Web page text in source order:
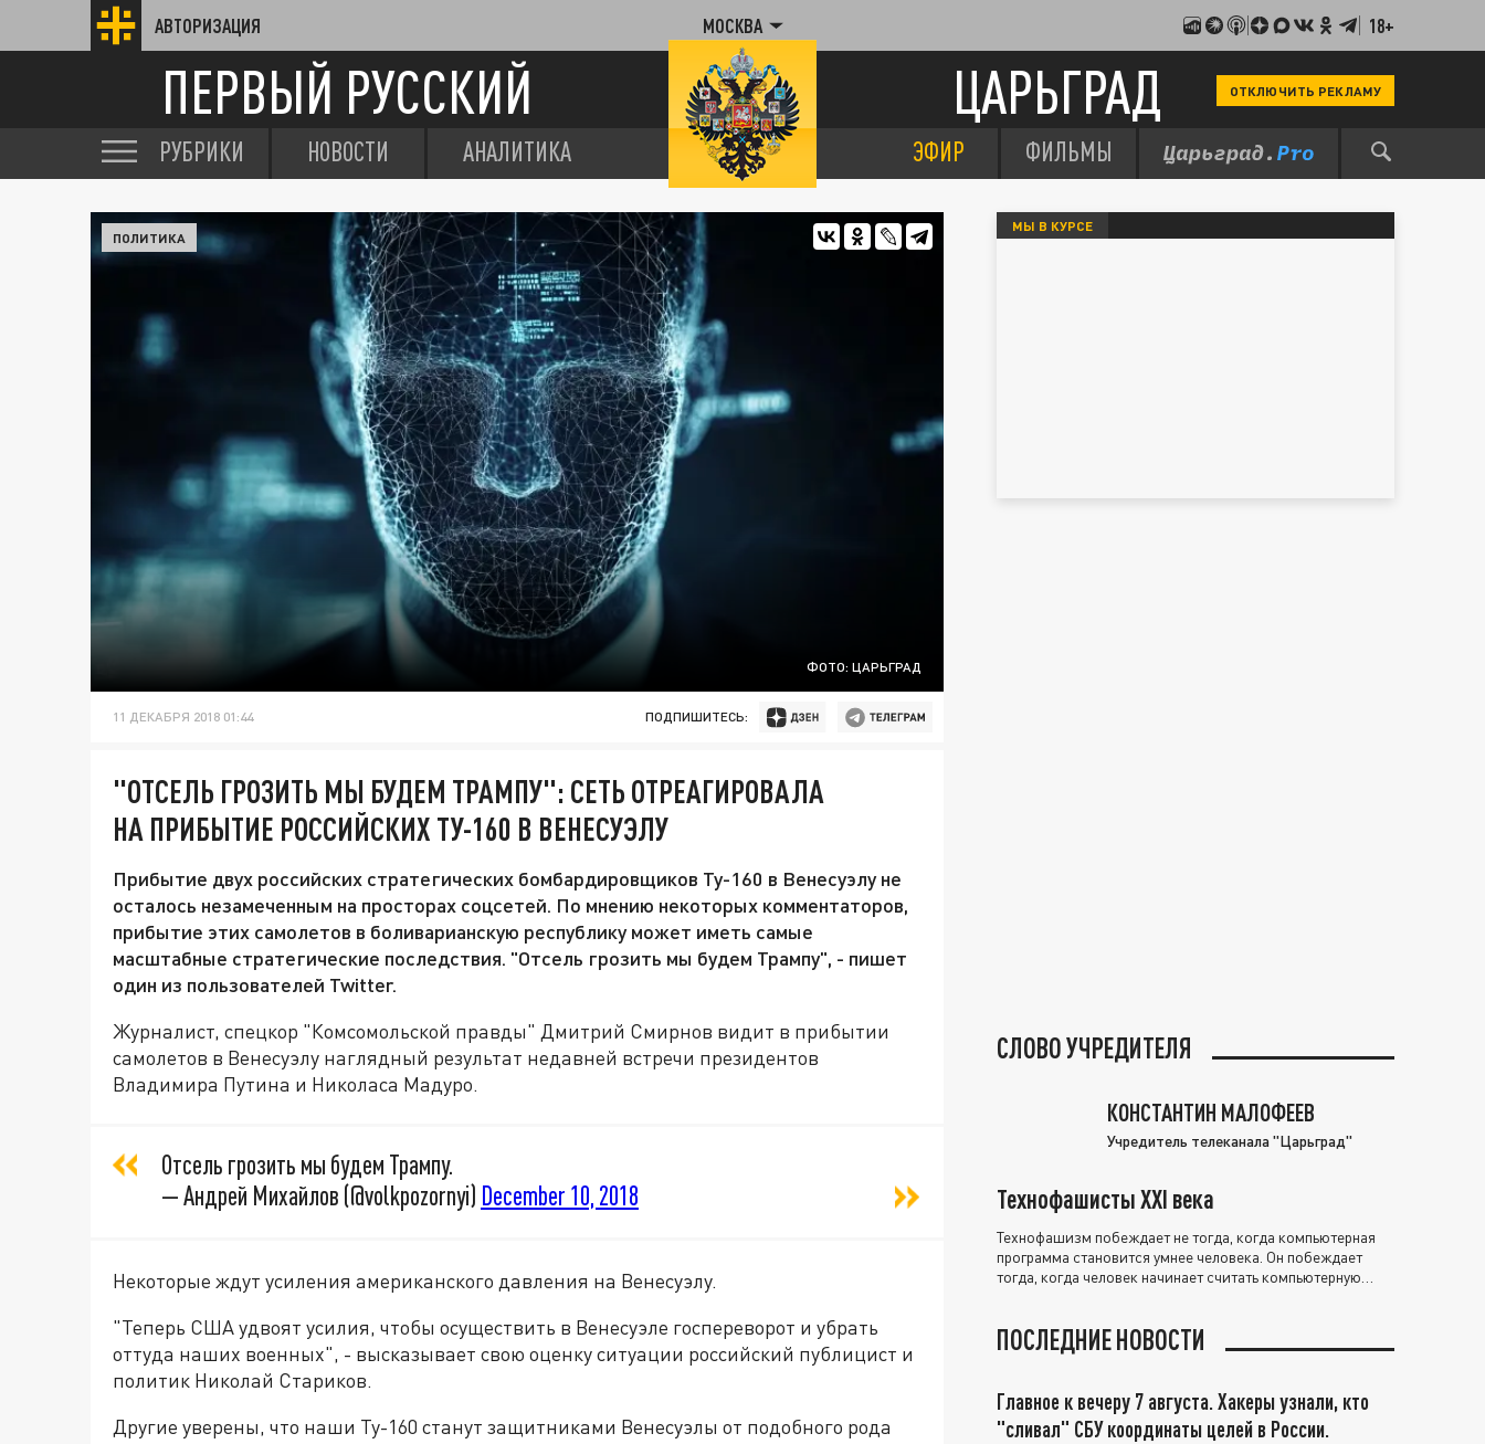
АВТОРИЗАЦИЯ МОСКВА 18+
ПЕРВЫЙ РУССКИЙ ЦАРЬГРАД ОТКЛЮЧИТЬ РЕКЛАМУ
РУБРИКИ НОВОСТИ АНАЛИТИКА ЭФИР ФИЛЬМЫ
ФОТО: ЦАРЬГРАД
ПОЛИТИКА
11 ДЕКАБРЯ 2018 01:44 ПОДПИШИТЕСЬ:
"ОТСЕЛЬ ГРОЗИТЬ МЫ БУДЕМ ТРАМПУ": СЕТЬ ОТРЕАГИРОВАЛА
НА ПРИБЫТИЕ РОССИЙСКИХ ТУ-160 В ВЕНЕСУЭЛУ
Прибытие двух российских стратегических бомбардировщиков Ту-160 в Венесуэлу не
осталось незамеченным на просторах соцсетей. По мнению некоторых комментаторов,
прибытие этих самолетов в боливарианскую республику может иметь самые
масштабные стратегические последствия. "Отсель грозить мы будем Трампу", - пишет
один из пользователей Twitter.
Журналист, спецкор "Комсомольской правды" Дмитрий Смирнов видит в прибытии
самолетов в Венесуэлу наглядный результат недавней встречи президентов
Владимира Путина и Николаса Мадуро.
Отсель грозить мы будем Трампу.
— Андрей Михайлов (@volkpozornyi) December 10, 2018
Некоторые ждут усиления американского давления на Венесуэлу.
"Теперь США удвоят усилия, чтобы осуществить в Венесуэле госпереворот и убрать
оттуда наших военных", - высказывает свою оценку ситуации российский публицист и
политик Николай Стариков.
Другие уверены, что наши Ту-160 станут защитниками Венесуэлы от подобного рода
МЫ В КУРСЕ
СЛОВО УЧРЕДИТЕЛЯ
КОНСТАНТИН МАЛОФЕЕВ
Учредитель телеканала "Царьград"
Технофашисты XXI века
Технофашизм побеждает не тогда, когда компьютерная
программа становится умнее человека. Он побеждает
тогда, когда человек начинает считать компьютерную
ПОСЛЕДНИЕ НОВОСТИ
Главное к вечеру 7 августа. Хакеры узнали, кто
"сливал" СБУ координаты целей в России.